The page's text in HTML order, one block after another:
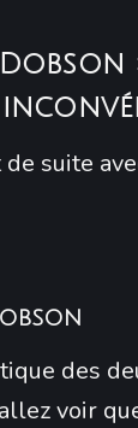
suite
des
voir